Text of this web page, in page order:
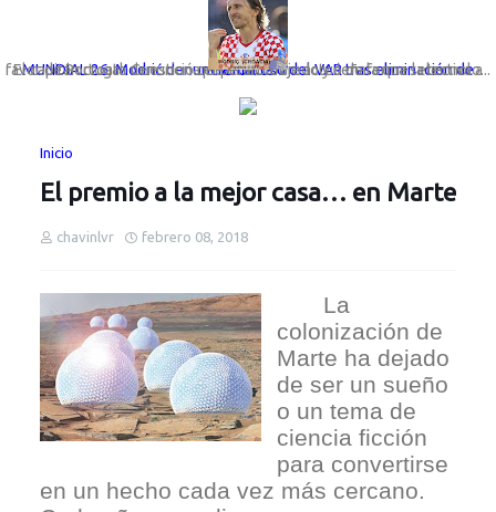
MUNDIAL 26: Modrić denuncia mal uso del VAR tras eliminación de Croacia
El capitán croata denunció que el arbitraje actuó de forma selectiva a favor de Portugal. Cuestiona el penal cobrado y señala que la tecnolo...
Inicio
El premio a la mejor casa… en Marte
chavinlvr febrero 08, 2018
La
colonización de
Marte ha dejado
de ser un sueño
o un tema de
ciencia ficción
para convertirse
en un hecho cada vez más cercano.